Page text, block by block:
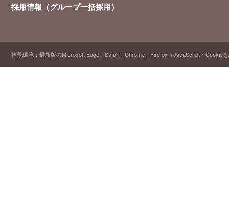
採用情報（グループ一括採用）
推奨環境：最新版のMicrosoft Edge、Safari、Chrome、Firefox（JavaScript・Cookie